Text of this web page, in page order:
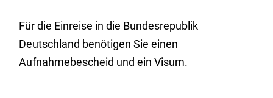
Für die Einreise in die Bundesrepublik
Deutschland benötigen Sie einen
Aufnahmebescheid und ein Visum.